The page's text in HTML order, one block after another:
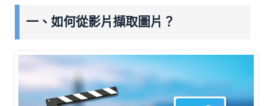
一、如何從影片擷取圖片？